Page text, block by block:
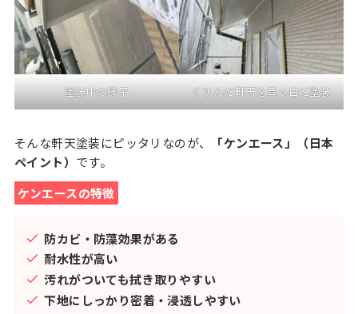
塗装中の様子 くすんだ軒天を真っ白に塗装
そんな軒天塗装にピッタリなのが、
「ケンエース」（日本
ペイント） です。
ケンエースの特徴
防カビ・防藻効果がある
耐水性が高い
汚れがついても拭き取りやすい
下地にしっかり密着・浸透しやすい